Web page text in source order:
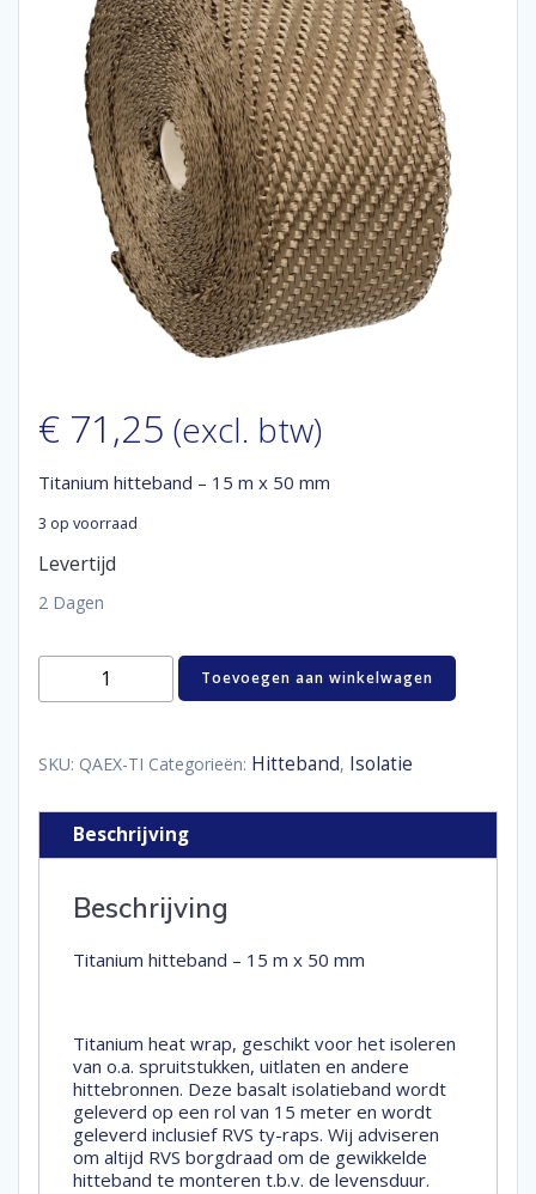
€ 71,25 (excl. btw)
Titanium hitteband – 15 m x 50 mm
3 op voorraad
Levertijd
2 Dagen
Titanium
hitteband
m
50
aantal
Toevoegen aan winkelwagen
SKU: QAEX-TI Categorieën: Hitteband, Isolatie
Beschrijving
Beschrijving
Titanium hitteband – 15 m x 50 mm
Titanium heat wrap, geschikt voor het isoleren
van o.a. spruitstukken, uitlaten en andere
hittebronnen. Deze basalt isolatieband wordt
geleverd op een rol van 15 meter en wordt
geleverd inclusief RVS ty-raps. Wij adviseren
om altijd RVS borgdraad om de gewikkelde
hitteband te monteren t.b.v. de levensduur.